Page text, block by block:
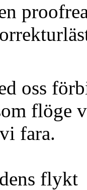
oss
flöge
fara.
flykt